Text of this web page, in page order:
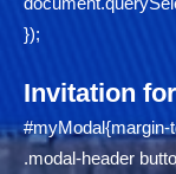
});
Invitation
#myModal{margin-
.modal-header